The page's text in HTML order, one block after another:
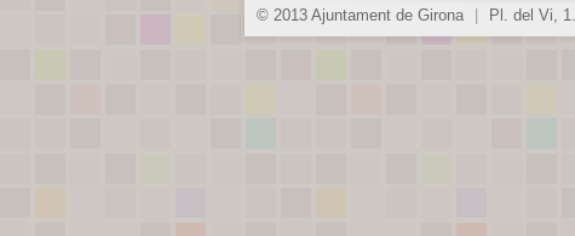
© 2013 Ajuntament de Girona Pl. del Vi,